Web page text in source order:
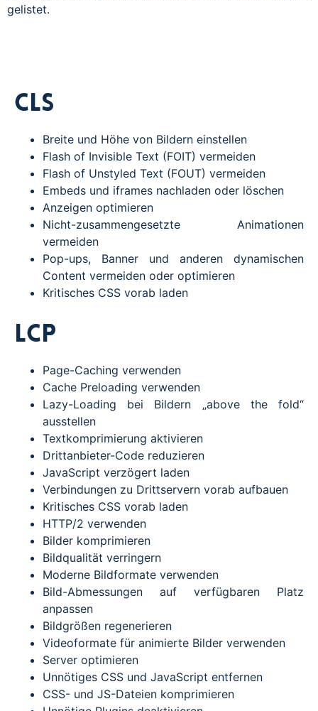
gelistet.
CLS
Breite und Höhe von Bildern einstellen
Flash of Invisible Text (FOIT) vermeiden
Flash of Unstyled Text (FOUT) vermeiden
Embeds und iframes nachladen oder löschen
Anzeigen optimieren
Nicht-zusammengesetzte Animationen
vermeiden
Pop-ups, Banner und anderen dynamischen
Content vermeiden oder optimieren
Kritisches CSS vorab laden
LCP
Page-Caching verwenden
Cache Preloading verwenden
Lazy-Loading bei Bildern „above the fold“
ausstellen
Textkomprimierung aktivieren
Drittanbieter-Code reduzieren
JavaScript verzögert laden
Verbindungen zu Drittservern vorab aufbauen
Kritisches CSS vorab laden
HTTP/2 verwenden
Bilder komprimieren
Bildqualität verringern
Moderne Bildformate verwenden
Bild-Abmessungen auf verfügbaren Platz
anpassen
Bildgrößen regenerieren
Videoformate für animierte Bilder verwenden
Server optimieren
Unnötiges CSS und JavaScript entfernen
CSS- und JS-Dateien komprimieren